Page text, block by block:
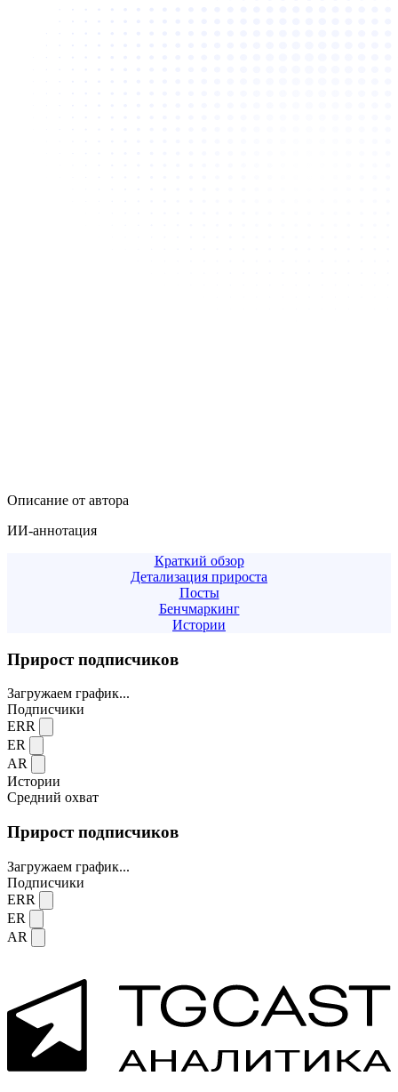
Описание от автора
ИИ-аннотация
Краткий обзор
Детализация прироста
Посты
Бенчмаркинг
Истории
Прирост подписчиков
Загружаем график...
Подписчики
ERR
ER
AR
Истории
Средний охват
Прирост подписчиков
Загружаем график...
Подписчики
ERR
ER
AR